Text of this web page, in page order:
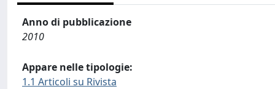
Anno di pubblicazione
2010
Appare nelle tipologie:
1.1 Articoli su Rivista